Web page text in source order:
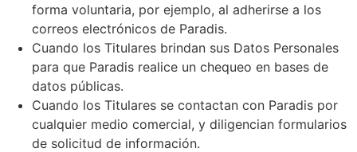
forma voluntaria, por ejemplo, al adherirse a los
correos electrónicos de Paradis.
Cuando los Titulares brindan sus Datos Personales
para que Paradis realice un chequeo en bases de
datos públicas.
Cuando los Titulares se contactan con Paradis por
cualquier medio comercial, y diligencian formularios
de solicitud de información.